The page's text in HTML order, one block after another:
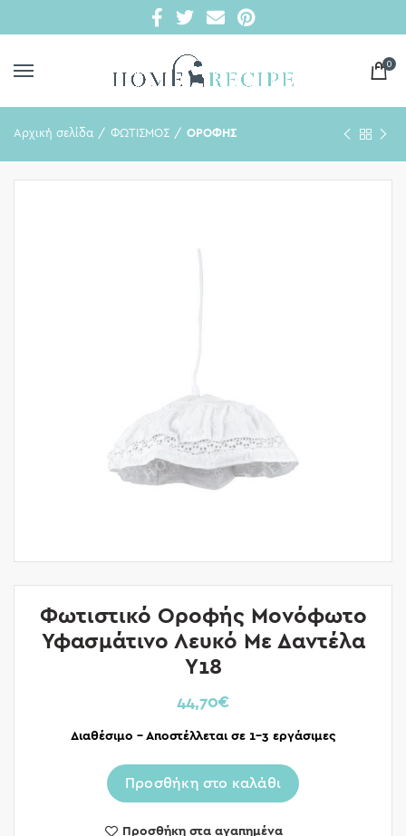
0
Αρχική σελίδα ΦΩΤΙΣΜΟΣ ΟΡΟΦΗΣ
Φωτιστικό Οροφής Μονόφωτο
Υφασμάτινο Λευκό Με Δαντέλα
Υ18
44,70€
Διαθέσιμο – Αποστέλλεται σε 1-3 εργάσιμες
Προσθήκη στο καλάθι
Προσθήκη στα αγαπημένα